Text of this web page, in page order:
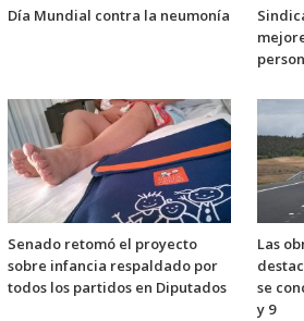
Día Mundial contra la neumonía
Senado retomó el proyecto
sobre infancia respaldado por
todos los partidos en Diputados
Las
se
y 9